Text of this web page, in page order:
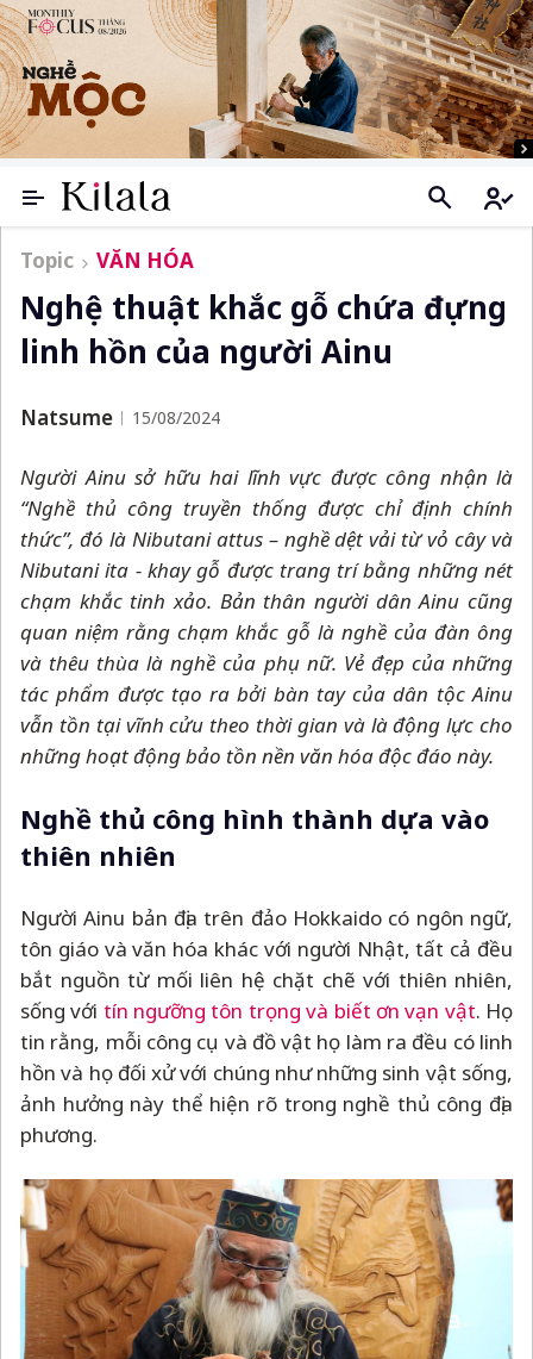
Topic VĂN HÓA
Nghệ thuật khắc gỗ chứa đựng
linh hồn của người Ainu
Natsume 15/08/2024
Người Ainu sở hữu hai lĩnh vực được công nhận là
“Nghề thủ công truyền thống được chỉ định chính
thức”, đó là Nibutani attus –nghề dệt vải từ vỏ cây và
Nibutani ita - khay gỗ được trang trí bằng những nét
chạm khắc tinh xảo. Bản thân người dân Ainu cũng
quan niệm rằng chạm khắc gỗ là nghề của đàn ông
và thêu thùa là nghề của phụ nữ. Vẻ đẹp của những
tác phẩm được tạo ra bởi bàn tay của dân tộc Ainu
vẫn tồn tại vĩnh cửu theo thời gian và là động lực cho
những hoạt động bảo tồn nền văn hóa độc đáo này.
Nghề thủ công hình thành dựa vào
thiên nhiên
Người Ainu bản địa trên đảo Hokkaido có ngôn ngữ,
tôn giáo và văn hóa khác với người Nhật, tất cả đều
bắt nguồn từ mối liên hệ chặt chẽ với thiên nhiên,
sống với tín ngưỡng tôn trọng và biết ơn vạn vật. Họ
tin rằng, mỗi công cụ và đồ vật họ làm ra đều có linh
hồn và họ đối xử với chúng như những sinh vật sống,
ảnh hưởng này thể hiện rõ trong nghề thủ công địa
phương.